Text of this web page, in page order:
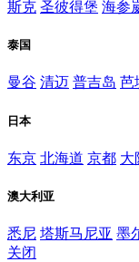
斯克 圣彼得堡 海参
泰国
曼谷 清迈 普吉岛 芭
日本
东京 北海道 京都 大
澳大利亚
悉尼 塔斯马尼亚 墨
关闭